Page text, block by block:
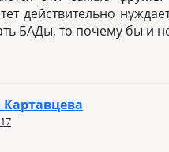
действительно
БАДы, то почему бы и
Картавцева